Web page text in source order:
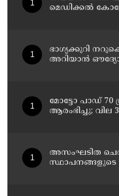
മെഡിക്കൽ
ഭാഗ്യക്കുറി
അറിയാൻ
മോട്ടോ പാഡ് 70
ആരംഭിച്ചു; വില
അസംഘടിത
സ്ഥാപനങ്ങളുടെ